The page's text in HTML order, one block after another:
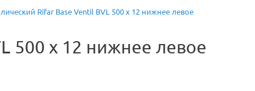
Rifar Base Ventil BVL 500 x 12 нижнее левое
500 x 12 нижнее левое